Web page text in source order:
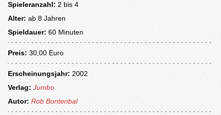
Spieleranzahl: 2 bis 4
Alter: ab 8 Jahren
Spieldauer: 60 Minuten
Preis: 30,00 Euro
Erscheinungsjahr: 2002
Verlag: Jumbo
Autor: Rob Bontenbal